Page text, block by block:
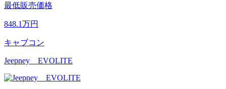
最低販売価格
848.1万円
キャブコン
Jeepney EVOLITE